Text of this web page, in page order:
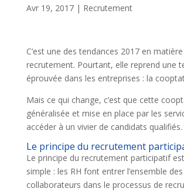
Avr 19, 2017| Recrutement
C’est une des tendances 2017 en
recrutement. Pourtant, elle reprend une
éprouvée dans les entreprises : la
Mais ce qui change, c’est que cette
généralisée et mise en place par les
accéder à un vivier de candidats qualifiés.
Le principe du recrutement
Le principe du recrutement participatif
simple : les RH font entrer l’ensemble des
collaborateurs dans le processus de